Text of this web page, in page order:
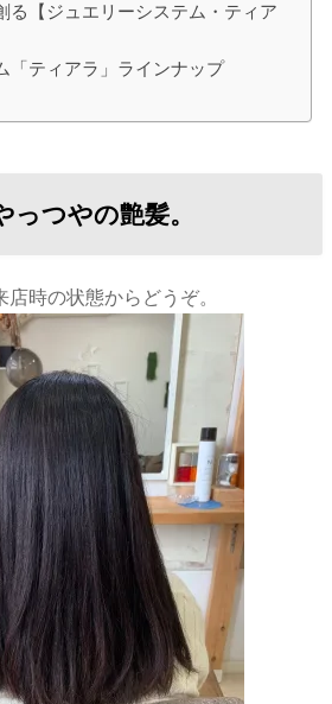
る【ジュエリーシステム・ティア
「ティアラ」ラインナップ
っつやの艶髪。
時の状態からどうぞ。